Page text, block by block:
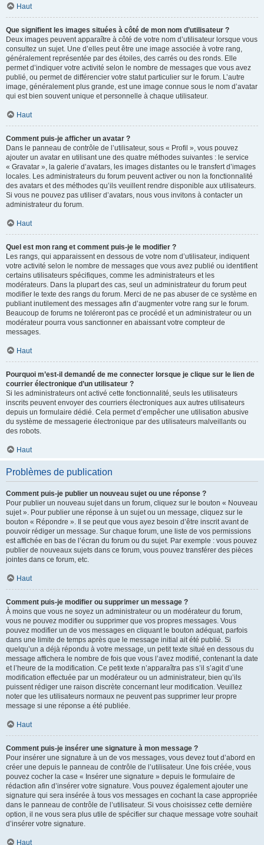
Haut
Que signifient les images situées à côté de mon nom d’utilisateur ?
Deux images peuvent apparaître à côté de votre nom d’utilisateur lorsque vous
consultez un sujet. Une d’elles peut être une image associée à votre rang,
généralement représentée par des étoiles, des carrés ou des ronds. Elle
permet d’indiquer votre activité selon le nombre de messages que vous avez
publié, ou permet de différencier votre statut particulier sur le forum. L’autre
image, généralement plus grande, est une image connue sous le nom d’avatar
qui est bien souvent unique et personnelle à chaque utilisateur.
Haut
Comment puis-je afficher un avatar ?
Dans le panneau de contrôle de l’utilisateur, sous « Profil », vous pouvez
ajouter un avatar en utilisant une des quatre méthodes suivantes : le service
« Gravatar », la galerie d’avatars, les images distantes ou le transfert d’images
locales. Les administrateurs du forum peuvent activer ou non la fonctionnalité
des avatars et des méthodes qu’ils veuillent rendre disponible aux utilisateurs.
Si vous ne pouvez pas utiliser d’avatars, nous vous invitons à contacter un
administrateur du forum.
Haut
Quel est mon rang et comment puis-je le modifier ?
Les rangs, qui apparaissent en dessous de votre nom d’utilisateur, indiquent
votre activité selon le nombre de messages que vous avez publié ou identifient
certains utilisateurs spécifiques, comme les administrateurs et les
modérateurs. Dans la plupart des cas, seul un administrateur du forum peut
modifier le texte des rangs du forum. Merci de ne pas abuser de ce système en
publiant inutilement des messages afin d’augmenter votre rang sur le forum.
Beaucoup de forums ne toléreront pas ce procédé et un administrateur ou un
modérateur pourra vous sanctionner en abaissant votre compteur de
messages.
Haut
Pourquoi m’est-il demandé de me connecter lorsque je clique sur le lien de
courrier électronique d’un utilisateur ?
Si les administrateurs ont activé cette fonctionnalité, seuls les utilisateurs
inscrits peuvent envoyer des courriers électroniques aux autres utilisateurs
depuis un formulaire dédié. Cela permet d’empêcher une utilisation abusive
du système de messagerie électronique par des utilisateurs malveillants ou
des robots.
Haut
Problèmes de publication
Comment puis-je publier un nouveau sujet ou une réponse ?
Pour publier un nouveau sujet dans un forum, cliquez sur le bouton « Nouveau
sujet ». Pour publier une réponse à un sujet ou un message, cliquez sur le
bouton « Répondre ». Il se peut que vous ayez besoin d’être inscrit avant de
pouvoir rédiger un message. Sur chaque forum, une liste de vos permissions
est affichée en bas de l’écran du forum ou du sujet. Par exemple : vous pouvez
publier de nouveaux sujets dans ce forum, vous pouvez transférer des pièces
jointes dans ce forum, etc.
Haut
Comment puis-je modifier ou supprimer un message ?
À moins que vous ne soyez un administrateur ou un modérateur du forum,
vous ne pouvez modifier ou supprimer que vos propres messages. Vous
pouvez modifier un de vos messages en cliquant le bouton adéquat, parfois
dans une limite de temps après que le message initial ait été publié. Si
quelqu’un a déjà répondu à votre message, un petit texte situé en dessous du
message affichera le nombre de fois que vous l’avez modifié, contenant la date
et l’heure de la modification. Ce petit texte n’apparaîtra pas s’il s’agit d’une
modification effectuée par un modérateur ou un administrateur, bien qu’ils
puissent rédiger une raison discrète concernant leur modification. Veuillez
noter que les utilisateurs normaux ne peuvent pas supprimer leur propre
message si une réponse a été publiée.
Haut
Comment puis-je insérer une signature à mon message ?
Pour insérer une signature à un de vos messages, vous devez tout d’abord en
créer une depuis le panneau de contrôle de l’utilisateur. Une fois créée, vous
pouvez cocher la case « Insérer une signature » depuis le formulaire de
rédaction afin d’insérer votre signature. Vous pouvez également ajouter une
signature qui sera insérée à tous vos messages en cochant la case appropriée
dans le panneau de contrôle de l’utilisateur. Si vous choisissez cette dernière
option, il ne vous sera plus utile de spécifier sur chaque message votre souhait
d’insérer votre signature.
Haut